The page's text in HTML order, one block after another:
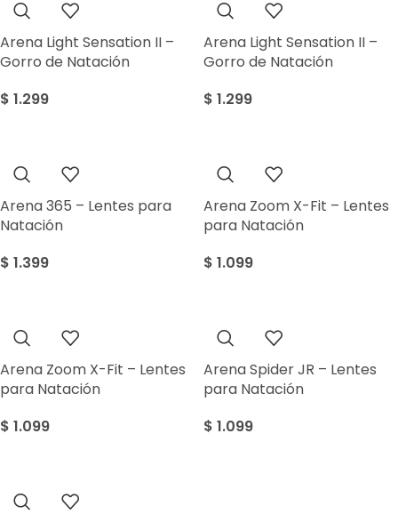
Arena Light Sensation II –
Gorro de Natación
$ 1.299
Arena Light Sensation II –
Gorro de Natación
$ 1.299
Arena 365 – Lentes para
Natación
$ 1.399
Arena Zoom X-Fit – Lentes
para Natación
$ 1.099
Arena Zoom X-Fit – Lentes
para Natación
$ 1.099
Arena Spider JR – Lentes
para Natación
$ 1.099